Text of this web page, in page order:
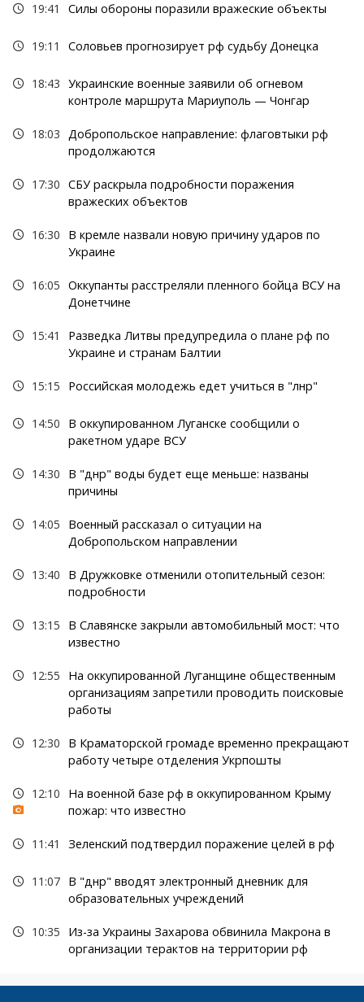
19:41 Силы обороны поразили вражеские объекты
19:11 Соловьев прогнозирует рф судьбу Донецка
18:43 Украинские военные заявили об огневом
контроле маршрута Мариуполь — Чонгар
18:03 Добропольское направление: флаговтыки рф
продолжаются
17:30 СБУ раскрыла подробности поражения
вражеских объектов
16:30
В кремле назвали новую причину ударов по
Украине
16:05 Оккупанты расстреляли пленного бойца ВСУ на
Донетчине
15:41
Разведка Литвы предупредила о плане рф по
Украине и странам Балтии
15:15 Российская молодежь едет учиться в "лнр"
14:50
В оккупированном Луганске сообщили о
ракетном ударе ВСУ
14:30
В "днр" воды будет еще меньше: названы
причины
14:05
Военный рассказал о ситуации на
Добропольском направлении
13:40
В Дружковке отменили отопительный сезон:
подробности
13:15
В Славянске закрыли автомобильный мост: что
известно
12:55
На оккупированной Луганщине общественным
организациям запретили проводить поисковые
работы
12:30
В Краматорской громаде временно прекращают
работу четыре отделения Укрпошты
12:10
На военной базе рф в оккупированном Крыму
пожар: что известно
11:41 Зеленский подтвердил поражение целей в рф
11:07 В "днр" вводят электронный дневник для
образовательных учреждений
10:35
Из-за Украины Захарова обвинила Макрона в
организации терактов на территории рф